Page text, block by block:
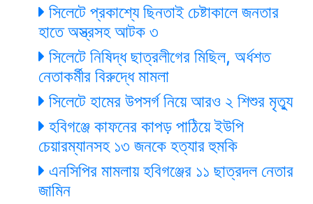
সিলেটে প্রকাশ্যে ছিনতাই চেষ্টাকালে জনতার
হাতে অস্ত্রসহ আটক ৩
সিলেটে নিষিদ্ধ ছাত্রলীগের মিছিল, অর্ধশত
নেতাকর্মীর বিরুদ্ধে মামলা
সিলেটে হামের উপসর্গ নিয়ে আরও ২ শিশুর মৃত্যু
হবিগঞ্জে কাফনের কাপড় পাঠিয়ে ইউপি
চেয়ারম্যানসহ ১৩ জনকে হত্যার হুমকি
এনসিপির মামলায় হবিগঞ্জের ১১ ছাত্রদল নেতার
জামিন